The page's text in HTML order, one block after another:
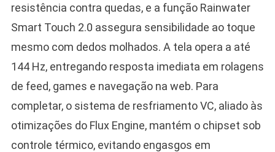
resistência contra quedas, e a função Rainwater
Smart Touch 2.0 assegura sensibilidade ao toque
mesmo com dedos molhados. A tela opera a até
144 Hz, entregando resposta imediata em rolagens
de feed, games e navegação na web. Para
completar, o sistema de resfriamento VC, aliado às
otimizações do Flux Engine, mantém o chipset sob
controle térmico, evitando engasgos em